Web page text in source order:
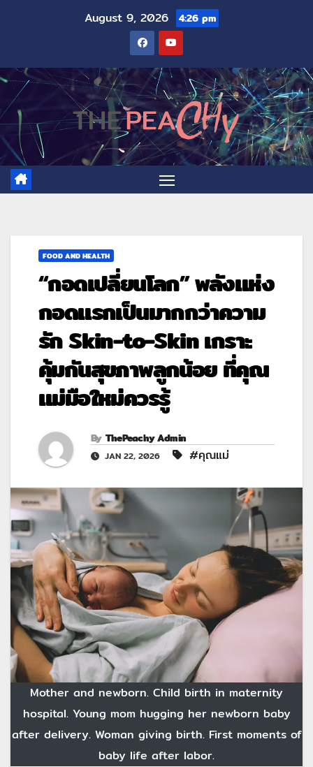
August 9, 2026 4:26 pm
FOOD AND HEALTH
“กอดเปลี่ยนโลก” พลังแห่ง
กอดแรกเป็นมากกว่าความ
รัก Skin-to-Skin เกราะ
คุ้มกันสุขภาพลูกน้อย ที่คุณ
แม่มือใหม่ควรรู้
By ThePeachy Admin
JAN 22, 2026 #คุณแม่
Mother and newborn. Child birth in maternity
hospital. Young mom hugging her newborn baby
after delivery. Woman giving birth. First moments of
baby life after labor.